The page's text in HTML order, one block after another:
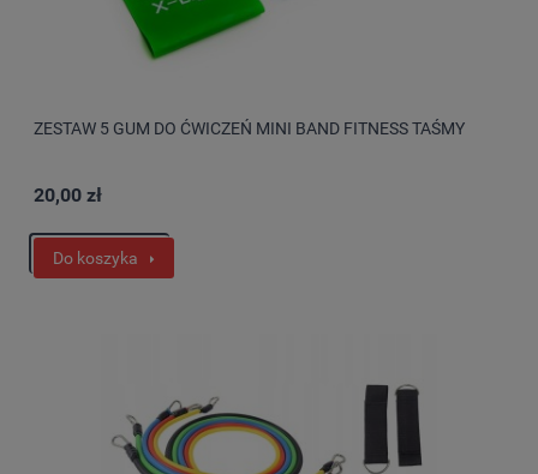
ZESTAW 5 GUM DO ĆWICZEŃ MINI BAND FITNESS TAŚMY
20,00 zł
Do koszyka